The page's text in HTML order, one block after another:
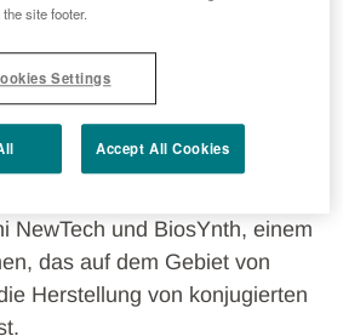
Biosynth
verkündet die Gründung
NewTech und BiosYnth, einem
das auf dem Gebiet von
Herstellung von konjugierten
site footer.
Settings
Accept All Cookies